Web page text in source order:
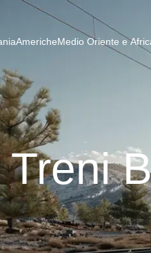
AmericheMedio Oriente e
Treni